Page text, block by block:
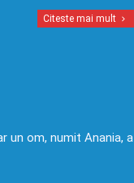
Citeste mai mult
un om, numit Anania, a